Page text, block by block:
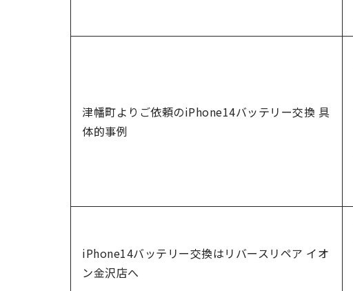
津幡町よりご依頼のiPhone14バッテリー交換 具
体的事例
iPhone14バッテリー交換はリバースリペア イオ
ン金沢店へ